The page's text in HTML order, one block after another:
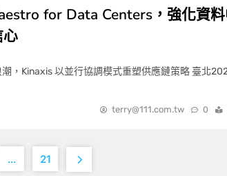
for Data Centers，強化資
心
，Kinaxis 以並行協調模式重塑供應鏈策略 臺北
terry@111.com.tw 0
... 21